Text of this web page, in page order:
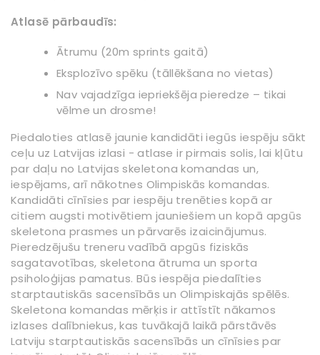
Atlasē pārbaudīs:
Ātrumu (20m sprints gaitā)
Eksplozīvo spēku (tāllēkšana no vietas)
Nav vajadzīga iepriekšēja pieredze – tikai
vēlme un drosme!
Piedaloties atlasē jaunie kandidāti iegūs iespēju sākt
ceļu uz Latvijas izlasi - atlase ir pirmais solis, lai kļūtu
par daļu no Latvijas skeletona komandas un,
iespējams, arī nākotnes Olimpiskās komandas.
Kandidāti cīnīsies par iespēju trenēties kopā ar
citiem augsti motivētiem jauniešiem un kopā apgūs
skeletona prasmes un pārvarēs izaicinājumus.
Pieredzējušu treneru vadībā apgūs fiziskās
sagatavotības, skeletona ātruma un sporta
psiholoģijas pamatus. Būs iespēja piedalīties
starptautiskās sacensībās un Olimpiskajās spēlēs.
Skeletona komandas mērķis ir attīstīt nākamos
izlases dalībniekus, kas tuvākajā laikā pārstāvēs
Latviju starptautiskās sacensībās un cīnīsies par